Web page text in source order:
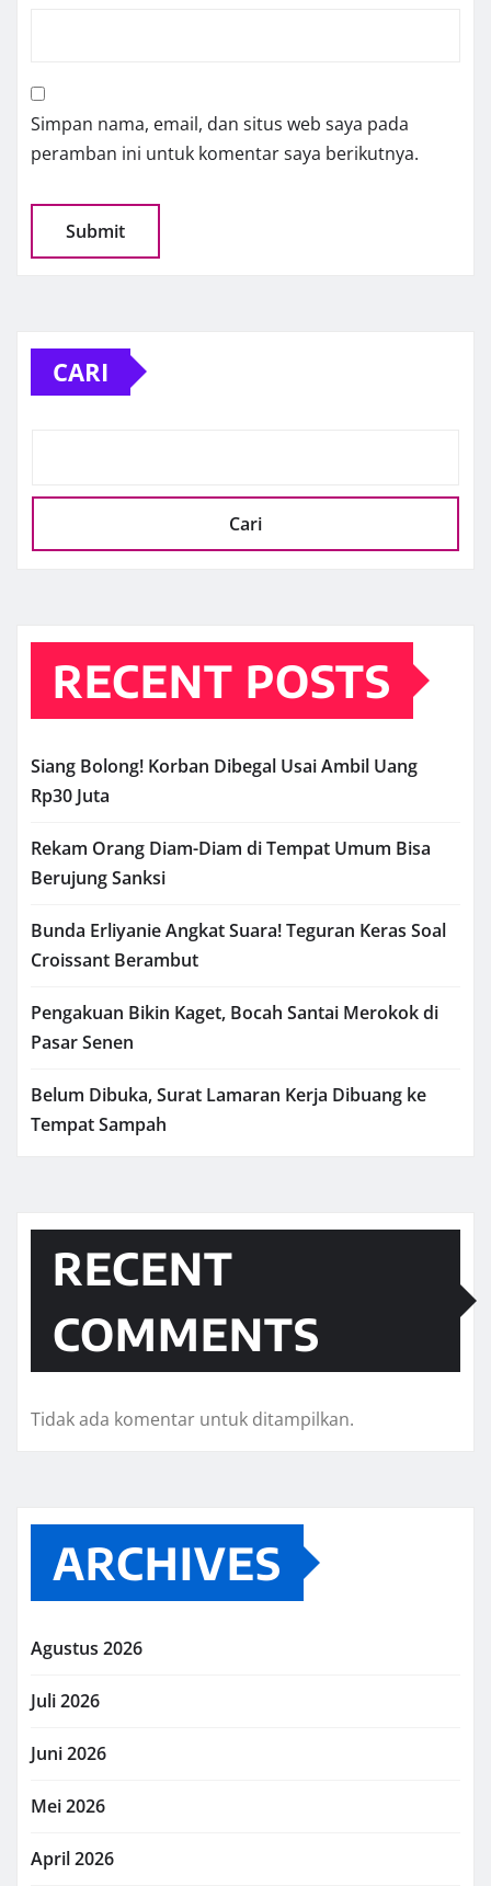
Simpan nama, email, dan situs web saya pada
peramban ini untuk komentar saya berikutnya.
CARI
Cari
RECENT POSTS
Siang Bolong! Korban Dibegal Usai Ambil Uang
Rp30 Juta
Rekam Orang Diam-Diam di Tempat Umum Bisa
Berujung Sanksi
Bunda Erliyanie Angkat Suara! Teguran Keras Soal
Croissant Berambut
Pengakuan Bikin Kaget, Bocah Santai Merokok di
Pasar Senen
Belum Dibuka, Surat Lamaran Kerja Dibuang ke
Tempat Sampah
RECENT
COMMENTS
Tidak ada komentar untuk ditampilkan.
ARCHIVES
Agustus 2026
Juli 2026
Juni 2026
Mei 2026
April 2026